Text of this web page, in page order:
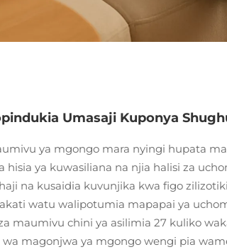
Umasaji Kuponya
ya mgongo mara nyingi hupata
hisia ya kuwasiliana na njia halisi za
na kusaidia kuvunjika kwa figo
watu walipotumia mapapai ya
maumivu chini ya asilimia 27 kuliko
magonjwa ya mgongo wengi pia